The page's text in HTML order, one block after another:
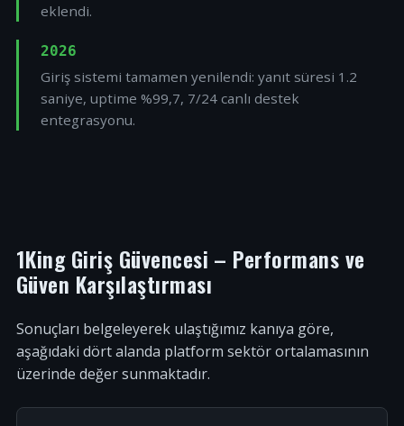
eklendi.
2026
Giriş sistemi tamamen yenilendi: yanıt süresi 1.2
saniye, uptime %99,7, 7/24 canlı destek
entegrasyonu.
1King Giriş Güvencesi – Performans ve
Güven Karşılaştırması
Sonuçları belgeleyerek ulaştığımız kanıya göre,
aşağıdaki dört alanda platform sektör ortalamasının
üzerinde değer sunmaktadır.